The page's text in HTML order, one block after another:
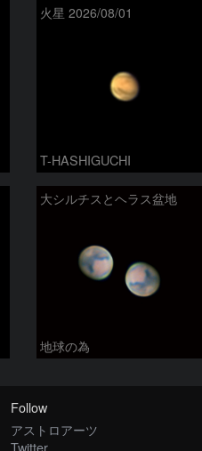
火星 2026/08/01
T-HASHIGUCHI
大シルチスとヘラス盆地
地球の為
Follow
アストロアーツ
Twitter